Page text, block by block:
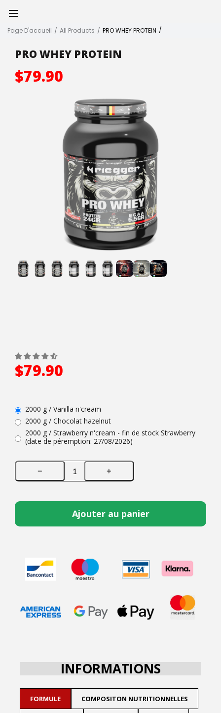
Page D'accueil All Products PRO WHEY PROTEIN
PRO WHEY PROTEIN
$79.90
$79.90
2000 g / Vanilla n'cream
2000 g / Chocolat hazelnut
2000 g / Strawberry n'cream - fin de stock Strawberry
(date de péremption: 27/08/2026)
Ajouter au panier
INFORMATIONS
FORMULE COMPOSITON NUTRITIONNELLES